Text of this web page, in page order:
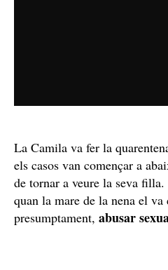
Així doncs, van acordar que
custòdia que fins aquell
passaria a ser compartida.
torçar a partir del març del
pandèmia del coronavirus i